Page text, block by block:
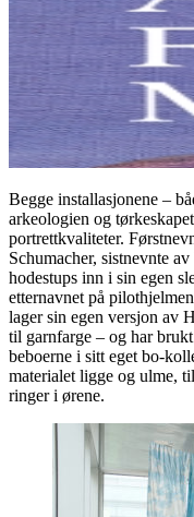
Begge installasjonene –
arkeologien og
portrettkvaliteter.
Schumacher, sistnevnte
hodestups inn i sin egen
etternavnet på
lager sin egen versjon av
til garnfarge – og har
beboerne i sitt eget bo-
materialet ligge og ulme,
ringer i ørene.